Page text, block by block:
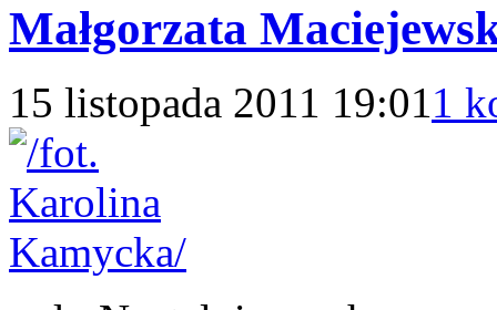
Małgorzata
15 listopada 2011 19:011